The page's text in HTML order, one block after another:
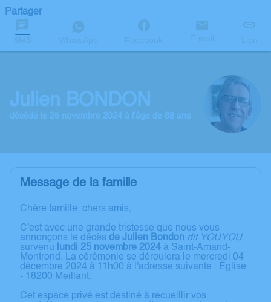
Partager
SMS WhatsApp Facebook E-mail Lien
Julien BONDON
décédé le 25 novembre 2024 à l'âge de 68 ans
Message de la famille
Chère famille, chers amis,
C'est avec une grande tristesse que nous vous
annonçons le décès de Julien Bondon dit YOUYOU
survenu
lundi 25 novembre 2024 à Saint-Amand-
Montrond. La cérémonie se déroulera le mercredi 04
décembre 2024 à 11h00 à l'adresse suivante : Église
- 18200 Meillant.
Cet espace privé est destiné à recueillir vos